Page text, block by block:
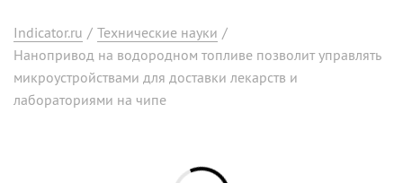
Indicator.ru / Технические науки /
Нанопривод на водородном топливе позволит управлять
микроустройствами для доставки лекарств и
лабораториями на чипе